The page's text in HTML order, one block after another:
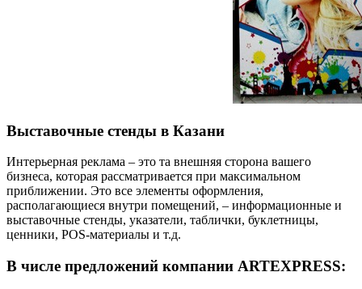
Выставочные стенды в Казани
Интерьерная реклама – это та внешняя сторона вашего
бизнеса, которая рассматривается при максимальном
приближении. Это все элементы оформления,
располагающиеся внутри помещений, – информационные и
выставочные стенды, указатели, таблички, буклетницы,
ценники, POS-материалы и т.д.
В числе предложений компании ARTEXPRESS: